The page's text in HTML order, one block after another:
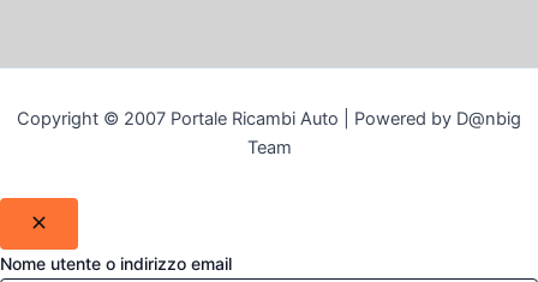
Copyright © 2007 Portale Ricambi Auto | Powered by D@nbig
Team
Nome utente o indirizzo email